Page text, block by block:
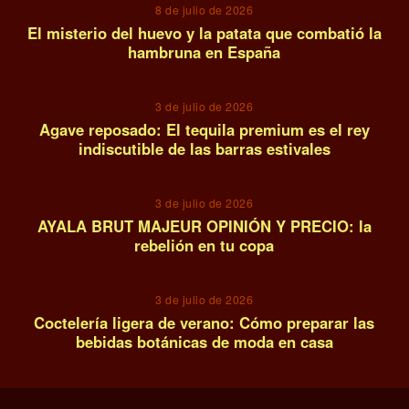
8 de julio de 2026
El misterio del huevo y la patata que combatió la
hambruna en España
3 de julio de 2026
Agave reposado: El tequila premium es el rey
indiscutible de las barras estivales
3 de julio de 2026
AYALA BRUT MAJEUR OPINIÓN Y PRECIO: la
rebelión en tu copa
3 de julio de 2026
Coctelería ligera de verano: Cómo preparar las
bebidas botánicas de moda en casa